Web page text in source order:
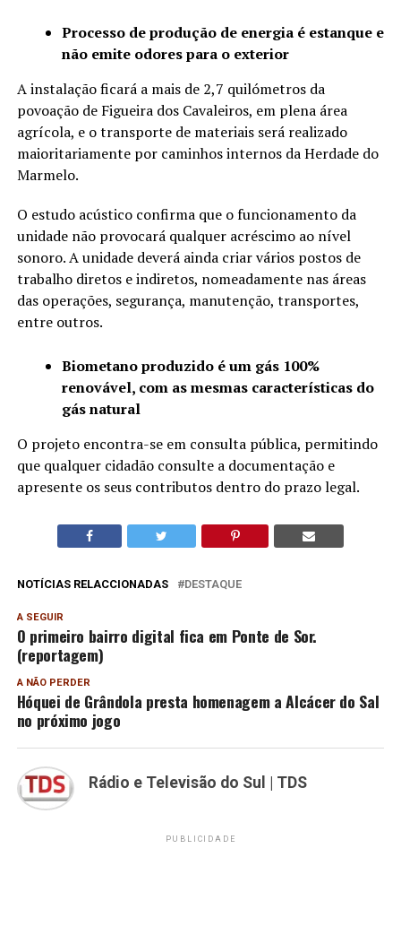
Processo de produção de energia é estanque e
não emite odores para o exterior
A instalação ficará a mais de 2,7 quilómetros da
povoação de Figueira dos Cavaleiros, em plena área
agrícola, e o transporte de materiais será realizado
maioritariamente por caminhos internos da Herdade do
Marmelo.
O estudo acústico confirma que o funcionamento da
unidade não provocará qualquer acréscimo ao nível
sonoro. A unidade deverá ainda criar vários postos de
trabalho diretos e indiretos, nomeadamente nas áreas
das operações, segurança, manutenção, transportes,
entre outros.
Biometano produzido é um gás 100%
renovável, com as mesmas características do
gás natural
O projeto encontra-se em consulta pública, permitindo
que qualquer cidadão consulte a documentação e
apresente os seus contributos dentro do prazo legal.
NOTÍCIAS RELACCIONADAS DESTAQUE
A SEGUIR
O primeiro bairro digital fica em Ponte de Sor.
(reportagem)
A NÃO PERDER
Hóquei de Grândola presta homenagem a Alcácer do Sal
no próximo jogo
Rádio e Televisão do Sul | TDS
PUBLICIDADE